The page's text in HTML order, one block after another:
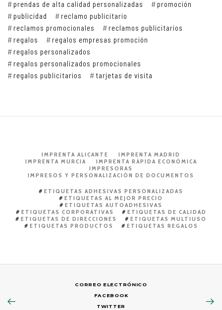
prendas de alta calidad personalizadas
promoción
publicidad
reclamo publicitario
reclamos promocionales
reclamos publicitarios
regalos
regalos empresas promoción
regalos personalizados
regalos personalizados promocionales
regalos publicitarios
tarjetas de visita
IMPRENTA ALICANTE
IMPRENTA MADRID
IMPRENTA MURCIA
IMPRENTA RÁPIDA ECONÓMICA
IMPRESORAS
IMPRESOS Y PERSONALIZACIÓN DE DOCUMENTOS
ETIQUETAS ADHESIVAS PERSONALIZADAS
ETIQUETAS AL MEJOR PRECIO
ETIQUETAS AUTOADHESIVAS
ETIQUETAS CORPORATIVAS
ETIQUETAS DE CALIDAD
ETIQUETAS DE DIRECCIONES
ETIQUETAS MULTIUSO
ETIQUETAS PRODUCTOS
ETIQUETAS REGALOS
CORREO ELECTRÓNICO
FACEBOOK
TWITTER